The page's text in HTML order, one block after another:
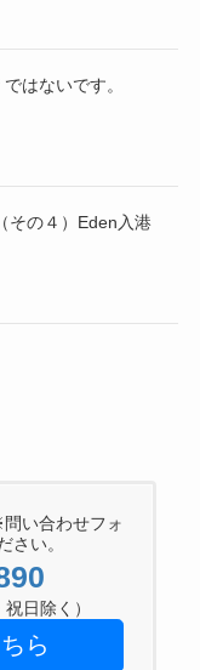
はないです。
その４）Eden入港
い合わせフォ
さい。
日除く）
ら